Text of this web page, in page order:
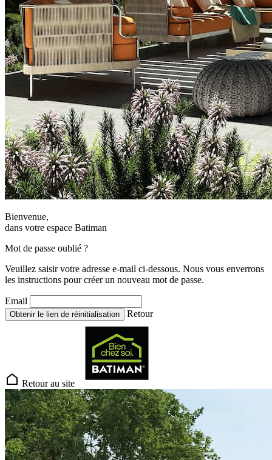
Bienvenue,
dans votre espace Batiman
Mot de passe oublié ?
Veuillez saisir votre adresse e-mail ci-dessous. Nous vous enverrons
les instructions pour créer un nouveau mot de passe.
Email
Obtenir le lien de réinitialisation Retour
Retour au site